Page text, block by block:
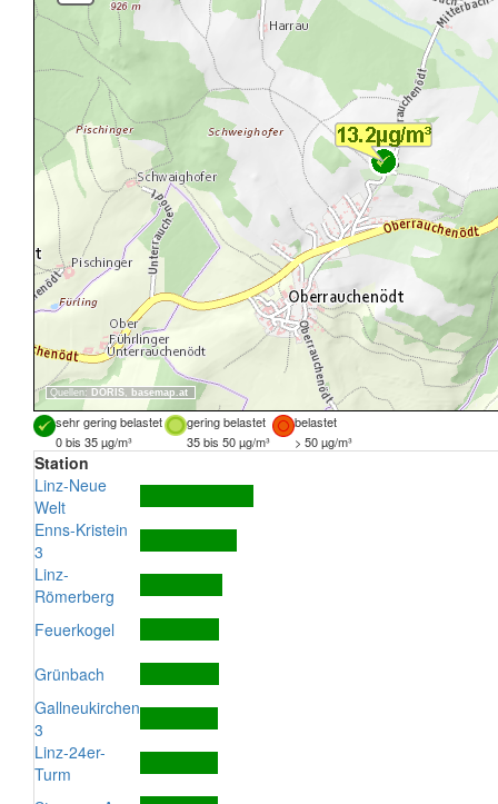
Quellen: DORIS, basemap.at
sehr gering belastet gering belastet
belastet
0 bis 35 µg/m³
35 bis 50 µg/m³ > 50 µg/m³
Station
Linz-Neue
Welt
Enns-Kristein
3
Linz-
Römerberg
Feuerkogel
Grünbach
Gallneukirchen
3
Linz-24er-
Turm